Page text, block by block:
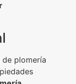
de plomería